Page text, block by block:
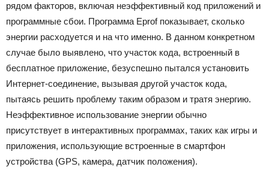
рядом факторов, включая неэффективный код приложений и
программные сбои. Программа Eprof показывает, сколько
энергии расходуется и на что именно. В данном конкретном
случае было выявлено, что участок кода, встроенный в
бесплатное приложение, безуспешно пытался установить
Интернет-соединение, вызывая другой участок кода,
пытаясь решить проблему таким образом и тратя энергию.
Неэффективное использование энергии обычно
присутствует в интерактивных программах, таких как игры и
приложения, использующие встроенные в смартфон
устройства (GPS, камера, датчик положения).